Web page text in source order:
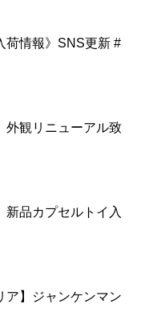
荷情報》SNS更新 #
外観リニューアル致
新品カプセルトイ入
ア】ジャンケンマン